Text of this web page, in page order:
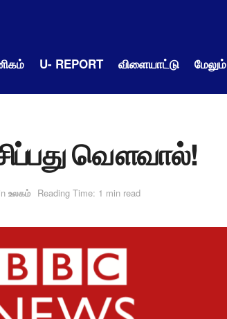
U- REPORT விளையாட்டு மேலும்
வௌவால்!
in உலகம் Reading Time: 1 min read